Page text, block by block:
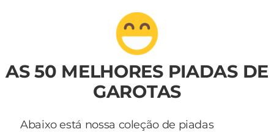
AS 50 MELHORES PIADAS DE
GAROTAS
Abaixo está nossa coleção de piadas